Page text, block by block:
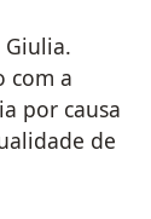
com a
por causa
de